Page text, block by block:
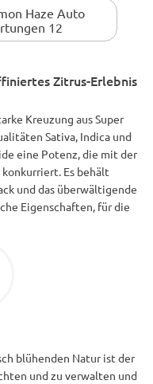
aber sehr behaart. Ich
Rauch auswirkt, aber
Haze-Geschmack. Die
mich.
Haze Auto
12
Zitrus-Erlebnis
Kreuzung aus Super
Sativa, Indica und
eine Potenz, die mit der
Es behält
und das überwältigende
Eigenschaften, für die
blühenden Natur ist der
und zu verwalten und